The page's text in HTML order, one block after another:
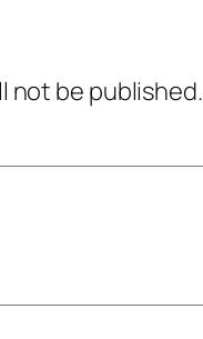
not be published.